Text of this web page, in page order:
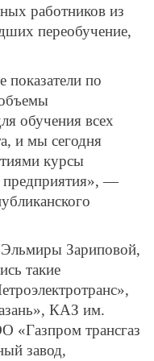
работников из
переобучение,
показатели по
обучения всех
и мы сегодня
курсы
предприятия», —
Зариповой,
такие
КАЗ им.
«Газпром трансгаз
завод,